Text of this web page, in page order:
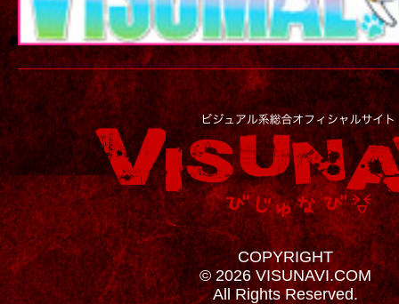
COPYRIGHT
© 2026 VISUNAVI.COM
All Rights Reserved.